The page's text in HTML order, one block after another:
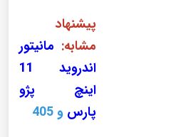
پیشنهاد
مشابه: مانیتور
اندروید 11
اینچ پژو
پارس و 405